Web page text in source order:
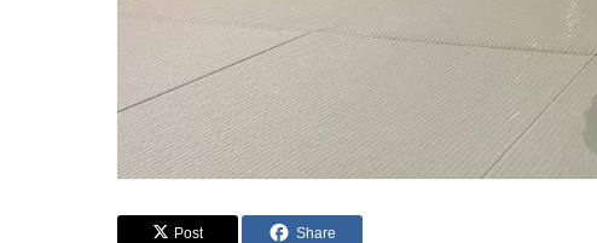
Post Share